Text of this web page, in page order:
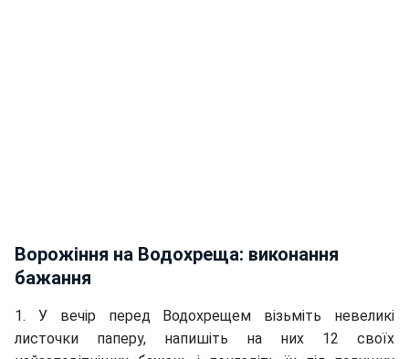
Ворожіння на Водохреща: виконання
бажання
1. У вечір перед Водохрещем візьміть невеликі
листочки паперу, напишіть на них 12 своїх